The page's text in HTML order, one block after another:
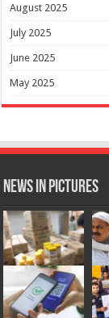
August 2025
July 2025
June 2025
May 2025
News in Pictures